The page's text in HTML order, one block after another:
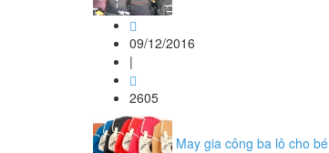
09/12/2016
|
2605
May gia công ba lô cho bé